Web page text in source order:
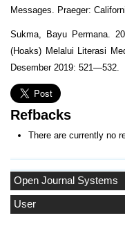
Open Journal Systems
User
Messages. Praeger:
Sukma, Bayu Permana.
(Hoaks) Melalui Literasi
Desember 2019: 521—532.
Refbacks
There are currently no